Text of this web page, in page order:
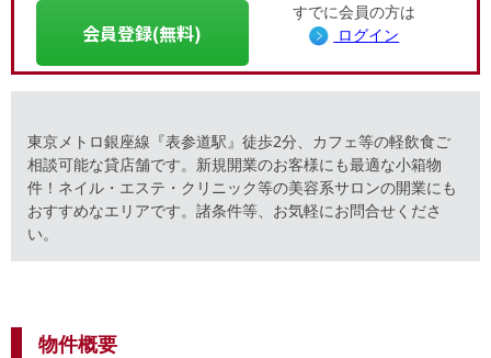
会員登録(無料)
すでに会員の方は
ログイン
東京メトロ銀座線『表参道駅』徒歩2分、カフェ等の軽飲食ご
相談可能な貸店舗です。新規開業のお客様にも最適な小箱物
件！ネイル・エステ・クリニック等の美容系サロンの開業にも
おすすめなエリアです。諸条件等、お気軽にお問合せくださ
い。
物件概要